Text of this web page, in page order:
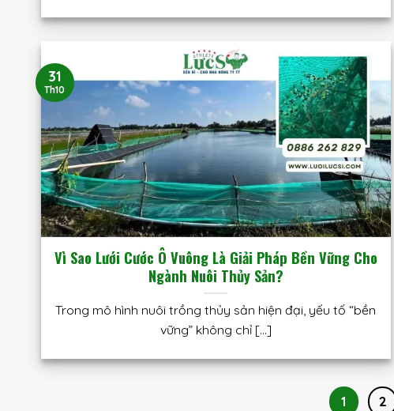
Vì Sao Lưới Cước Ô Vuông Là Giải Pháp Bền Vững Cho
Ngành Nuôi Thủy Sản?
Trong mô hình nuôi trồng thủy sản hiện đại, yếu tố “bền
vững” không chỉ [...]
31
Th10
1 2